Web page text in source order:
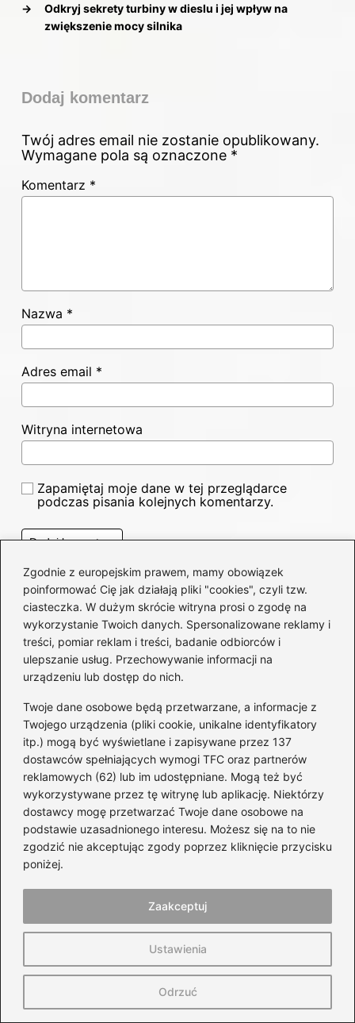
Zgodnie z europejskim prawem, mamy obowiązek
poinformować Cię jak działają pliki "cookies", czyli tzw.
ciasteczka. W dużym skrócie witryna prosi o zgodę na
wykorzystanie Twoich danych. Spersonalizowane reklamy i
treści, pomiar reklam i treści, badanie odbiorców i
ulepszanie usług. Przechowywanie informacji na
urządzeniu lub dostęp do nich.
Twoje dane osobowe będą przetwarzane, a informacje z
Twojego urządzenia (pliki cookie, unikalne identyfikatory
itp.) mogą być wyświetlane i zapisywane przez 137
dostawców spełniających wymogi TFC oraz partnerów
reklamowych (62) lub im udostępniane. Mogą też być
wykorzystywane przez tę witrynę lub aplikację. Niektórzy
dostawcy mogę przetwarzać Twoje dane osobowe na
podstawie uzasadnionego interesu. Możesz się na to nie
zgodzić nie akceptując zgody poprzez kliknięcie przycisku
poniżej.
Ustawienia
Odrzuć
Zaakceptuj
→
Odkryj sekrety turbiny w dieslu i jej wpływ na
zwiększenie mocy silnika
Dodaj komentarz
Twój adres email nie zostanie opublikowany.
Wymagane pola są oznaczone *
Komentarz *
Nazwa *
Adres email *
Witryna internetowa
Zapamiętaj moje dane w tej przeglądarce
podczas pisania kolejnych komentarzy.
Poczytaj więcej
Honda czy Yamaha: jak wybrać motocykl
idealny dla siebie?